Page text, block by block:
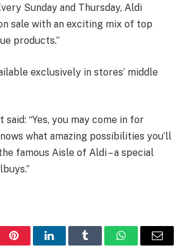
Sunday and Thursday, Aldi
sale with an exciting mix of top
products.”
exclusively in stores’ middle
“Yes, you may come in for
what amazing possibilities you’ll
famous Aisle of Aldi – a special
PinterestLinkedInTumblr WhatsAppEmail